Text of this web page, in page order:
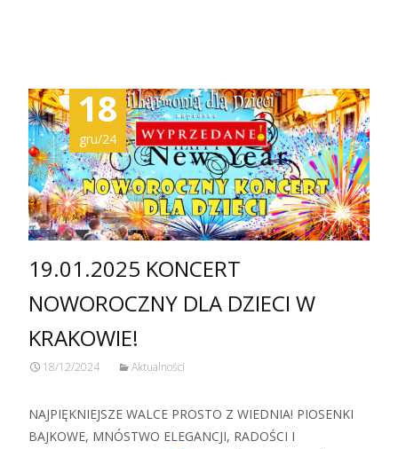
18
gru/24
19.01.2025 KONCERT
NOWOROCZNY DLA DZIECI W
KRAKOWIE!
18/12/2024 Aktualności
NAJPIĘKNIEJSZE WALCE PROSTO Z WIEDNIA! PIOSENKI
BAJKOWE, MNÓSTWO ELEGANCJI, RADOŚCI I